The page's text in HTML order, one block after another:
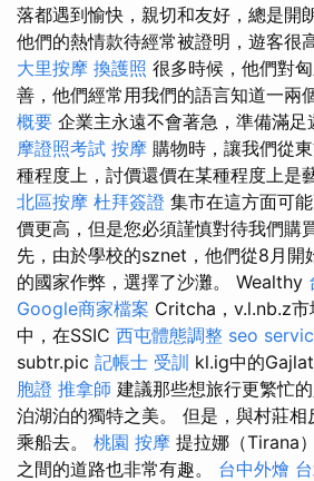
落都遇到愉快，親切和友好，總是開
他們的熱情款待經常被證明，遊客很
大里按摩 換護照 很多時候，他們對
善，他們經常用我們的語言知道一兩
概要 企業主永遠不會著急，準備滿足
摩證照考試 按摩 購物時，讓我們從
種程度上，討價還價在某種程度上是
北區按摩 杜拜簽證 集市在這方面可
價更高，但是您必須謹慎對待我們購
先，由於學校的sznet，他們從8月開
的國家作弊，選擇了沙灘。 Wealthy
Google商家檔案 Critcha，v.l.nb.z市
中，在SSIC 西屯體態調整 seo
subtr.pic 記帳士 受訓 kl.ig中的
胞證 推拿師 建議那些想旅行更繁忙
泊湖泊的獨特之美。 但是，與村莊相
乘船去。 桃園 按摩 提拉娜（Tirana
之間的道路也非常有趣。 台中外燴